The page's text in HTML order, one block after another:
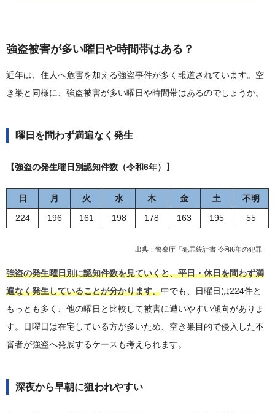
強盗被害が多い曜日や時間帯はある？
近年は、住人へ危害を加える強盗事件が多く報道されています。空
き巣と同様に、強盗被害が多い曜日や時間帯はあるのでしょうか。
曜日を問わず満遍なく発生
【強盗の発生曜日別認知件数（令和6年）】
日 月 火 水 木 金 土
不明
224
196 161 198 178 163 195 55
出典： 警察庁「犯罪統計書 令和6年の犯罪」
強盗の発生曜日別に認知件数を見ていくと、平日・休日を問わず満
遍なく発生していることが分かります。中でも、日曜日は224件と
もっとも多く、他の曜日と比較して被害に遭いやすい傾向がありま
す。日曜日は在宅している方が多いため、空き巣目的で侵入した不
審者が強盗へ発展するケースも考えられます。
深夜から早朝に狙われやすい